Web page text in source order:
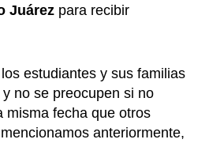
Juárez para recibir
estudiantes y sus familias
no se preocupen si no
misma fecha que otros
anteriormente,